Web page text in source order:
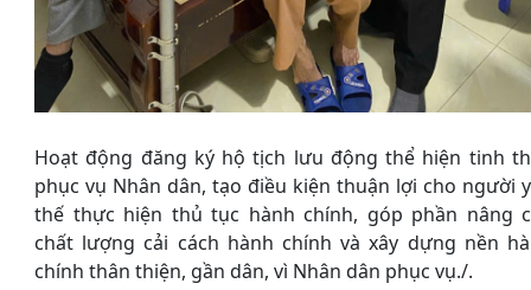
Hoạt động đăng ký hộ tịch lưu động thể hiện tinh
phục vụ Nhân dân, tạo điều kiện thuận lợi cho người
thế thực hiện thủ tục hành chính, góp phần nâng
chất lượng cải cách hành chính và xây dựng nền
chính thân thiện, gần dân, vì Nhân dân phục vụ./.